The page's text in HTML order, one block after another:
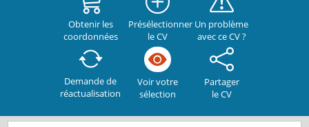
Obtenir les
coordonnées
Présélectionner
le CV
Un problème
avec ce CV ?
Demande de
réactualisation
Voir votre
sélection
Partager
le CV